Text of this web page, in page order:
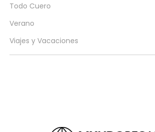
Todo Cuero
Verano
Viajes y Vacaciones